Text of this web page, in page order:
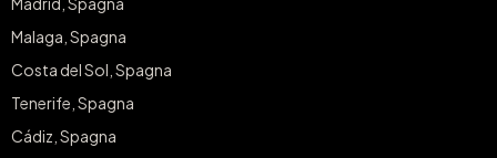
Malaga, Spagna
Costa del Sol, Spagna
Tenerife, Spagna
Cádiz, Spagna